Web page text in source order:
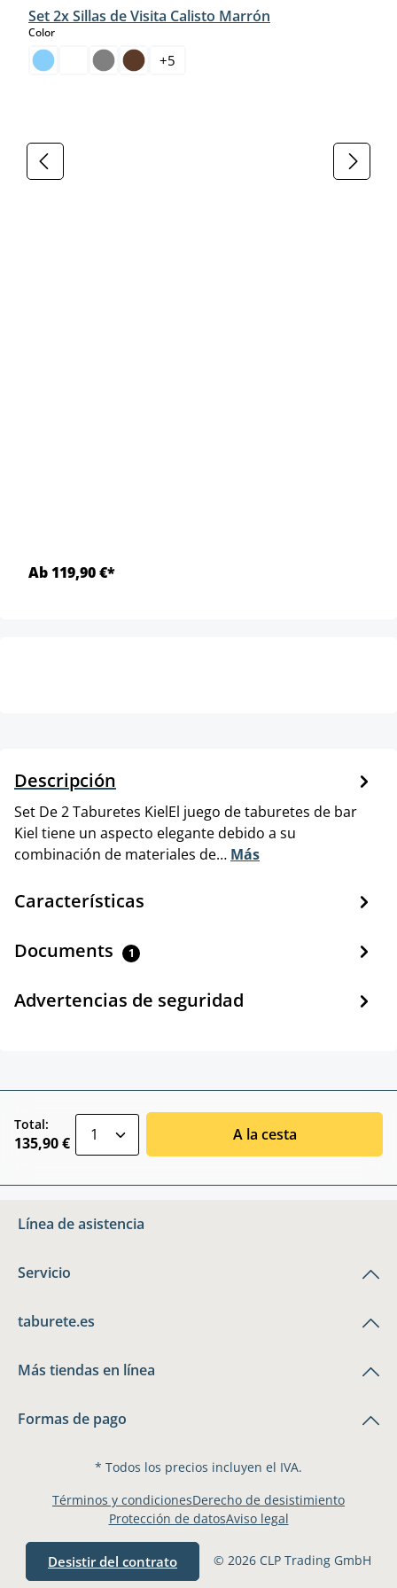
Set 2x Sillas de Visita Calisto Marrón
Colorselect
+5
Ab 119,90 €*
Descripción
Set De 2 Taburetes KielEl juego de taburetes de bar
Kiel tiene un aspecto elegante debido a su
combinación de materiales de… Más
Características
Documents 1
Advertencias de seguridad
Total:
135,90 € A la cesta
Línea de asistencia
Servicio
taburete.es
Más tiendas en línea
Formas de pago
* Todos los precios incluyen el IVA.
Desistir del contrato © 2026 CLP Trading GmbH
Términos y condicionesDerecho de desistimiento
Protección de datosAviso legal